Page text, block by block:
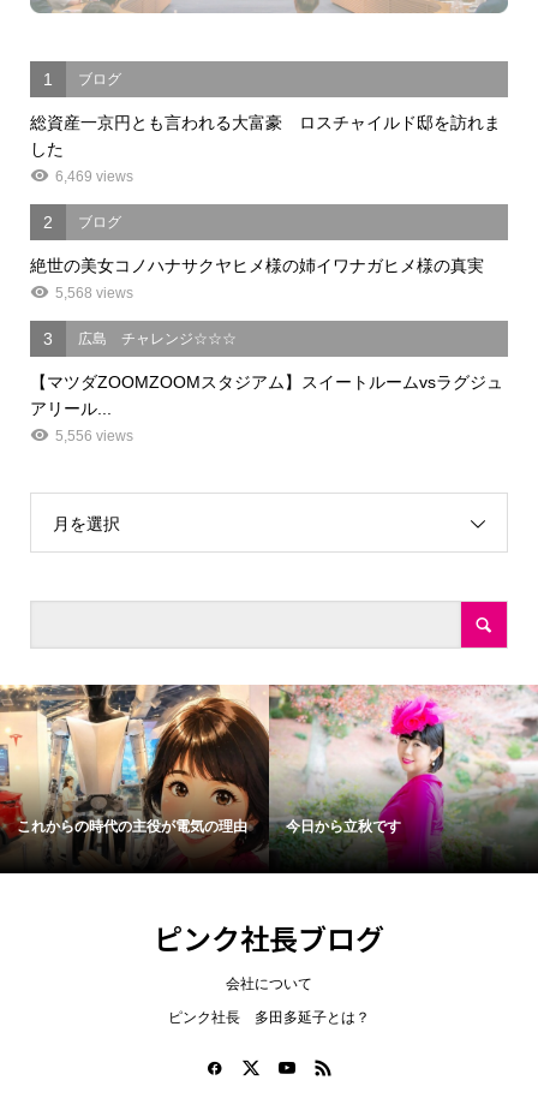
1 ブログ
総資産一京円とも言われる大富豪 ロスチャイルド邸を訪れま
した
6,469 views
2 ブログ
絶世の美女コノハナサクヤヒメ様の姉イワナガヒメ様の真実
5,568 views
3 広島 チャレンジ☆☆☆
【マツダZOOMZOOMスタジアム】スイートルームvsラグジュ
アリール...
5,556 views
月を選択
これからの時代の主役が電気の理由 今日から立秋です
ピンク社長ブログ
会社について
ピンク社長 多田多延子とは？